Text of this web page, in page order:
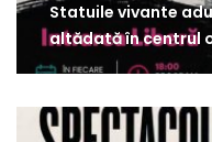
Statuile vivante
altădată în centrul